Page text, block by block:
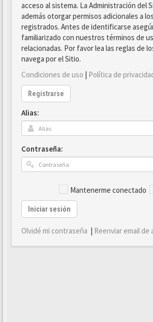
acceso al sistema. La Administración del
además otorgar permisos adicionales a
registrados. Antes de identificarse
familiarizado con nuestros términos de
relacionadas. Por favor lea las reglas de
navega por el Sitio.
Condiciones de uso | Política de
Registrarse
Alias:
Contraseña:
Mantenerme conectado
Iniciar sesión
Olvidé mi contraseña | Reenviar email de